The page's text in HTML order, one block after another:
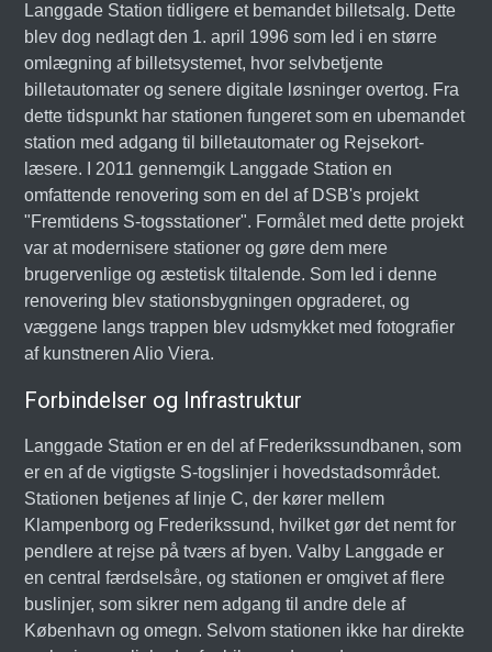
Langgade Station tidligere et bemandet billetsalg. Dette
blev dog nedlagt den 1. april 1996 som led i en større
omlægning af billetsystemet, hvor selvbetjente
billetautomater og senere digitale løsninger overtog. Fra
dette tidspunkt har stationen fungeret som en ubemandet
station med adgang til billetautomater og Rejsekort-
læsere. I 2011 gennemgik Langgade Station en
omfattende renovering som en del af DSB's projekt
"Fremtidens S-togsstationer". Formålet med dette projekt
var at modernisere stationer og gøre dem mere
brugervenlige og æstetisk tiltalende. Som led i denne
renovering blev stationsbygningen opgraderet, og
væggene langs trappen blev udsmykket med fotografier
af kunstneren Alio Viera.
Forbindelser og Infrastruktur
Langgade Station er en del af Frederikssundbanen, som
er en af de vigtigste S-togslinjer i hovedstadsområdet.
Stationen betjenes af linje C, der kører mellem
Klampenborg og Frederikssund, hvilket gør det nemt for
pendlere at rejse på tværs af byen. Valby Langgade er
en central færdselsåre, og stationen er omgivet af flere
buslinjer, som sikrer nem adgang til andre dele af
København og omegn. Selvom stationen ikke har direkte